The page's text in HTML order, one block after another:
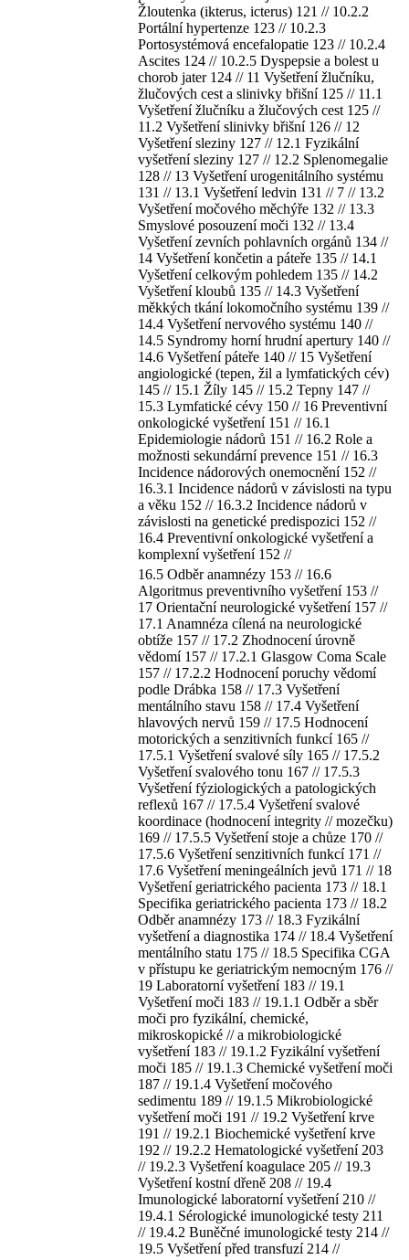
Žloutenka (ikterus, icterus) 121 // 10.2.2
Portální hypertenze 123 // 10.2.3
Portosystémová encefalopatie 123 // 10.2.4
Ascites 124 // 10.2.5 Dyspepsie a bolest u
chorob jater 124 // 11 Vyšetření žlučníku,
žlučových cest a slinivky břišní 125 // 11.1
Vyšetření žlučníku a žlučových cest 125 //
11.2 Vyšetření slinivky břišní 126 // 12
Vyšetření sleziny 127 // 12.1 Fyzikální
vyšetření sleziny 127 // 12.2 Splenomegalie
128 // 13 Vyšetření urogenitálního systému
131 // 13.1 Vyšetření ledvin 131 // 7 // 13.2
Vyšetření močového měchýře 132 // 13.3
Smyslové posouzení moči 132 // 13.4
Vyšetření zevních pohlavních orgánů 134 //
14 Vyšetření končetin a páteře 135 // 14.1
Vyšetření celkovým pohledem 135 // 14.2
Vyšetření kloubů 135 // 14.3 Vyšetření
měkkých tkání lokomočního systému 139 //
14.4 Vyšetření nervového systému 140 //
14.5 Syndromy horní hrudní apertury 140 //
14.6 Vyšetření páteře 140 // 15 Vyšetření
angiologické (tepen, žil a lymfatických cév)
145 // 15.1 Žíly 145 // 15.2 Tepny 147 //
15.3 Lymfatické cévy 150 // 16 Preventivní
onkologické vyšetření 151 // 16.1
Epidemiologie nádorů 151 // 16.2 Role a
možnosti sekundární prevence 151 // 16.3
Incidence nádorových onemocnění 152 //
16.3.1 Incidence nádorů v závislosti na typu
a věku 152 // 16.3.2 Incidence nádorů v
závislosti na genetické predispozici 152 //
16.4 Preventivní onkologické vyšetření a
komplexní vyšetření 152 //
16.5 Odběr anamnézy 153 // 16.6
Algoritmus preventivního vyšetření 153 //
17 Orientační neurologické vyšetření 157 //
17.1 Anamnéza cílená na neurologické
obtíže 157 // 17.2 Zhodnocení úrovně
vědomí 157 // 17.2.1 Glasgow Coma Scale
157 // 17.2.2 Hodnocení poruchy vědomí
podle Drábka 158 // 17.3 Vyšetření
mentálního stavu 158 // 17.4 Vyšetření
hlavových nervů 159 // 17.5 Hodnocení
motorických a senzitivních funkcí 165 //
17.5.1 Vyšetření svalové síly 165 // 17.5.2
Vyšetření svalového tonu 167 // 17.5.3
Vyšetření fýziologických a patologických
reflexů 167 // 17.5.4 Vyšetření svalové
koordinace (hodnocení integrity // mozečku)
169 // 17.5.5 Vyšetření stoje a chůze 170 //
17.5.6 Vyšetření senzitivních funkcí 171 //
17.6 Vyšetření meningeálních jevů 171 // 18
Vyšetření geriatrického pacienta 173 // 18.1
Specifika geriatrického pacienta 173 // 18.2
Odběr anamnézy 173 // 18.3 Fyzikální
vyšetření a diagnostika 174 // 18.4 Vyšetření
mentálního statu 175 // 18.5 Specifika CGA
v přístupu ke geriatrickým nemocným 176 //
19 Laboratorní vyšetření 183 // 19.1
Vyšetření moči 183 // 19.1.1 Odběr a sběr
moči pro fyzikální, chemické,
mikroskopické // a mikrobiologické
vyšetření 183 // 19.1.2 Fyzikální vyšetření
moči 185 // 19.1.3 Chemické vyšetření moči
187 // 19.1.4 Vyšetření močového
sedimentu 189 // 19.1.5 Mikrobiologické
vyšetření moči 191 // 19.2 Vyšetření krve
191 // 19.2.1 Biochemické vyšetření krve
192 // 19.2.2 Hematologické vyšetření 203
// 19.2.3 Vyšetření koagulace 205 // 19.3
Vyšetření kostní dřeně 208 // 19.4
Imunologické laboratorní vyšetření 210 //
19.4.1 Sérologické imunologické testy 211
// 19.4.2 Buněčné imunologické testy 214 //
19.5 Vyšetření před transfuzí 214 //